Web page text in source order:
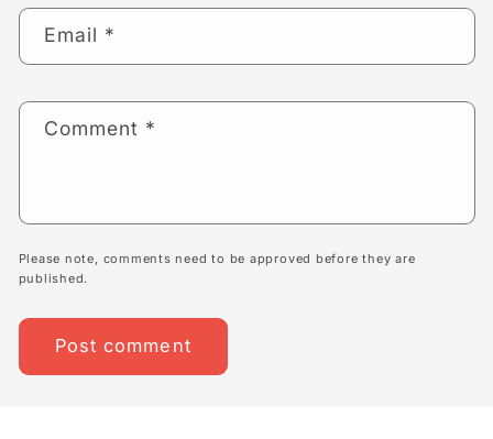
Email *
Comment *
Please note, comments need to be approved before they are
published.